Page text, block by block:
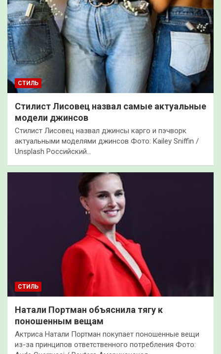
СТИЛЬ
Стилист Лисовец назвал самые актуальные
модели джинсов
Стилист Лисовец назвал джинсы карго и пэчворк
актуальными моделями джинсов Фото: Kailey Sniffin /
Unsplash Российский…
СТИЛЬ
Натали Портман объяснила тягу к
поношенным вещам
Актриса Натали Портман покупает поношенные вещи
из-за принципов ответственного потребления Фото: